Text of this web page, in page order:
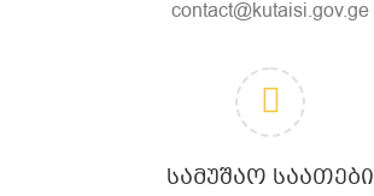
contact@kutaisi.gov.ge
ᲡᲐᲛᲣᲨᲐᲝ ᲡᲐᲐᲗᲔᲑᲘ